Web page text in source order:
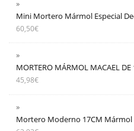
Mini Mortero Mármol Especial
60,50€
MORTERO MÁRMOL MACAEL DE
45,98€
Mortero Moderno 17CM Mármol